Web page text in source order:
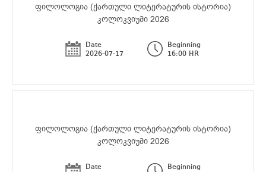
ფილოლოგია (ქართული ლიტერატურის ისტორია)
კოლოკვიუმი 2026
Date
2026-07-17
Beginning
16:00 HR
ფილოლოგია (ქართული ლიტერატურის ისტორია)
კოლოკვიუმი 2026
Date
Beginning